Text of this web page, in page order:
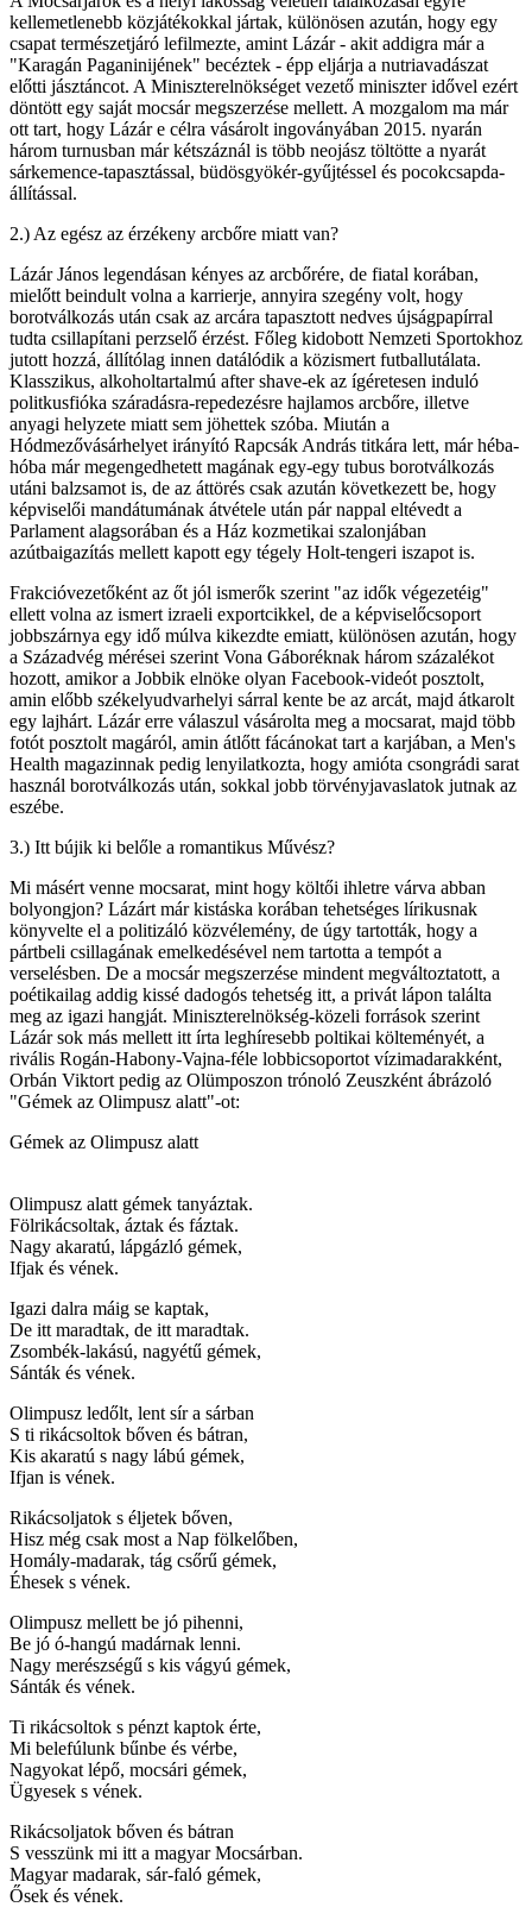
kellemetlenebb közjátékokkal jártak, különösen azután, hogy egy
csapat természetjáró lefilmezte, amint Lázár - akit addigra már a
"Karagán Paganinijének" becéztek - épp eljárja a nutriavadászat
előtti jásztáncot. A Miniszterelnökséget vezető miniszter idővel ezért
döntött egy saját mocsár megszerzése mellett. A mozgalom ma már
ott tart, hogy Lázár e célra vásárolt ingoványában 2015. nyarán
három turnusban már kétszáznál is több neojász töltötte a nyarát
sárkemence-tapasztással, büdösgyökér-gyűjtéssel és pocokcsapda-
állítással.
2.) Az egész az érzékeny arcbőre miatt van?
Lázár János legendásan kényes az arcbőrére, de fiatal korában,
mielőtt beindult volna a karrierje, annyira szegény volt, hogy
borotválkozás után csak az arcára tapasztott nedves újságpapírral
tudta csillapítani perzselő érzést. Főleg kidobott Nemzeti Sportokhoz
jutott hozzá, állítólag innen datálódik a közismert futballutálata.
Klasszikus, alkoholtartalmú after shave-ek az ígéretesen induló
politkusfióka száradásra-repedezésre hajlamos arcbőre, illetve
anyagi helyzete miatt sem jöhettek szóba. Miután a
Hódmezővásárhelyet irányító Rapcsák András titkára lett, már héba-
hóba már megengedhetett magának egy-egy tubus borotválkozás
utáni balzsamot is, de az áttörés csak azután következett be, hogy
képviselői mandátumának átvétele után pár nappal eltévedt a
Parlament alagsorában és a Ház kozmetikai szalonjában
azútbaigazítás mellett kapott egy tégely Holt-tengeri iszapot is.
Frakcióvezetőként az őt jól ismerők szerint "az idők végezetéig"
ellett volna az ismert izraeli exportcikkel, de a képviselőcsoport
jobbszárnya egy idő múlva kikezdte emiatt, különösen azután, hogy
a Századvég mérései szerint Vona Gáboréknak három százalékot
hozott, amikor a Jobbik elnöke olyan Facebook-videót posztolt,
amin előbb székelyudvarhelyi sárral kente be az arcát, majd átkarolt
egy lajhárt. Lázár erre válaszul vásárolta meg a mocsarat, majd több
fotót posztolt magáról, amin átlőtt fácánokat tart a karjában, a Men's
Health magazinnak pedig lenyilatkozta, hogy amióta csongrádi sarat
használ borotválkozás után, sokkal jobb törvényjavaslatok jutnak az
eszébe.
3.) Itt bújik ki belőle a romantikus Művész?
Mi másért venne mocsarat, mint hogy költői ihletre várva abban
bolyongjon? Lázárt már kistáska korában tehetséges lírikusnak
könyvelte el a politizáló közvélemény, de úgy tartották, hogy a
pártbeli csillagának emelkedésével nem tartotta a tempót a
verselésben. De a mocsár megszerzése mindent megváltoztatott, a
poétikailag addig kissé dadogós tehetség itt, a privát lápon találta
meg az igazi hangját. Miniszterelnökség-közeli források szerint
Lázár sok más mellett itt írta leghíresebb poltikai költeményét, a
rivális Rogán-Habony-Vajna-féle lobbicsoportot vízimadarakként,
Orbán Viktort pedig az Olümposzon trónoló Zeuszként ábrázoló
"Gémek az Olimpusz alatt"-ot:
Gémek az Olimpusz alatt
Olimpusz alatt gémek tanyáztak.
Fölrikácsoltak, áztak és fáztak.
Nagy akaratú, lápgázló gémek,
Ifjak és vének.
Igazi dalra máig se kaptak,
De itt maradtak, de itt maradtak.
Zsombék-lakású, nagyétű gémek,
Sánták és vének.
Olimpusz ledőlt, lent sír a sárban
S ti rikácsoltok bőven és bátran,
Kis akaratú s nagy lábú gémek,
Ifjan is vének.
Rikácsoljatok s éljetek bőven,
Hisz még csak most a Nap fölkelőben,
Homály-madarak, tág csőrű gémek,
Éhesek s vének.
Olimpusz mellett be jó pihenni,
Be jó ó-hangú madárnak lenni.
Nagy merészségű s kis vágyú gémek,
Sánták és vének.
Ti rikácsoltok s pénzt kaptok érte,
Mi belefúlunk bűnbe és vérbe,
Nagyokat lépő, mocsári gémek,
Ügyesek s vének.
Rikácsoljatok bőven és bátran
S vesszünk mi itt a magyar Mocsárban.
Magyar madarak, sár-faló gémek,
Ősek és vének.